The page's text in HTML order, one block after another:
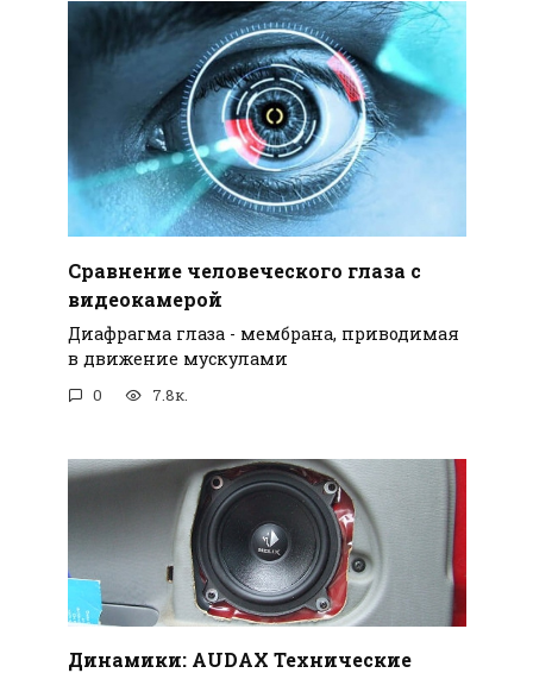
Сравнение человеческого глаза с
видеокамерой
Диафрагма глаза - мембрана, приводимая
в движение мускулами
0 7.8к.
Динамики: AUDAX Технические